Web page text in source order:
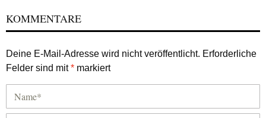
KOMMENTARE
Deine E-Mail-Adresse wird nicht veröffentlicht. Erforderliche
Felder sind mit* markiert